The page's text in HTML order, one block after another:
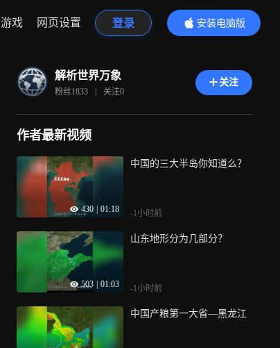
游戏 网页设置 登录
安装电脑版
内容更精彩
解析世界万象
粉丝1833 | 关注0
关注
作者最新视频
430 01:18
中国的三大半岛你知道么？
-1小时前
503 01:03
山东地形分为几部分？
-1小时前
中国产粮第一大省—黑龙江